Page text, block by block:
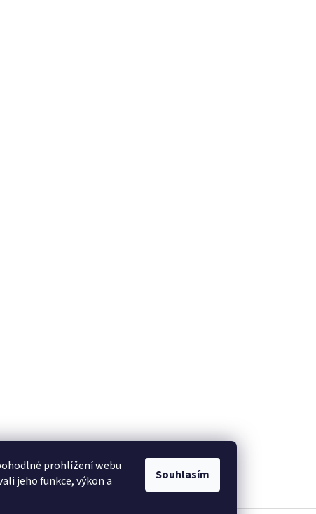
prohlížení webu
jeho funkce, výkon a
Souhlasím